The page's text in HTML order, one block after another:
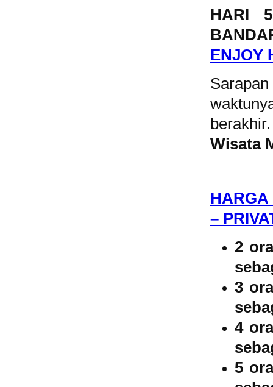
HARI
ENJOY
Wisata
HARGA
–
2
3
4
5